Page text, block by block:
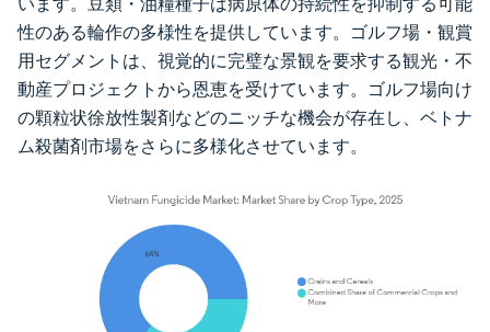
性のある輪作の多様性を提供しています。ゴルフ場・観賞
用セグメントは、視覚的に完璧な景観を要求する観光・不
動産プロジェクトから恩恵を受けています。ゴルフ場向け
の顆粒状徐放性製剤などのニッチな機会が存在し、ベトナ
ム殺菌剤市場をさらに多様化させています。